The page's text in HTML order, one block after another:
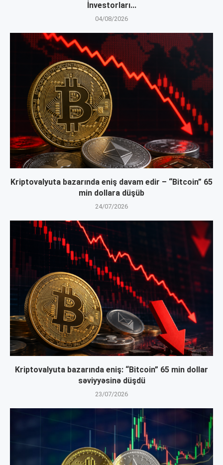
İnvestorları...
04/08/2026
Kriptovalyuta bazarında eniş davam edir – “Bitcoin” 65
min dollara düşüb
24/07/2026
Kriptovalyuta bazarında eniş: “Bitcoin” 65 min dollar
səviyyəsinə düşdü
23/07/2026